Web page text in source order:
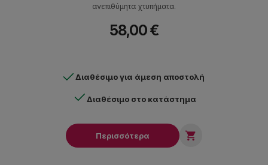
ανεπιθύμητα χτυπήματα.
58,00 €
Διαθέσιμο για άμεση αποστολή
Διαθέσιμο στο κατάστημα
Περισσότερα 